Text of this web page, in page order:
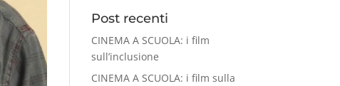
Post recenti
CINEMA A SCUOLA: i film
sull’inclusione
CINEMA A SCUOLA: i film sulla